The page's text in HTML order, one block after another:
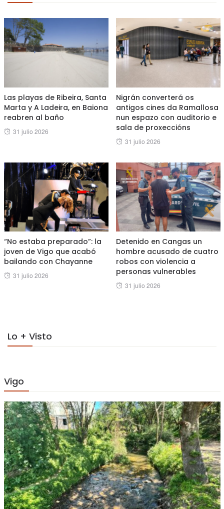
Las playas de Ribeira, Santa
Marta y A Ladeira, en Baiona
reabren al baño
Posted
31 julio 2026
Nigrán converterá os
antigos cines da Ramallosa
nun espazo con auditorio e
sala de proxeccións
Posted
31 julio 2026
“No estaba preparado”: la
joven de Vigo que acabó
bailando con Chayanne
Posted
31 julio 2026
Detenido en Cangas un
hombre acusado de cuatro
robos con violencia a
personas vulnerables
Posted
31 julio 2026
Lo + Visto
Vigo